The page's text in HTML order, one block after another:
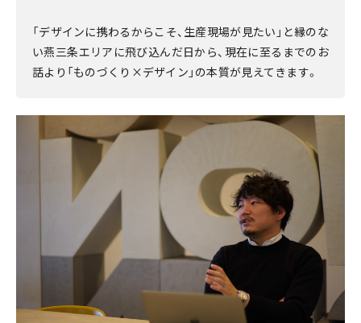
「デザインに携わるからこそ、生産現場が見たい」と縁のな
い燕三条エリアに飛び込んだ日から、現在に至るまでのお
話より「ものづくり×デザイン」の本質が見えてきます。